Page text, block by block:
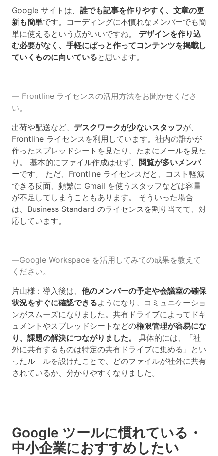
Google サイトは、 誰でも記事を作りやすく、文章の更
新も簡単です。コーディングに不慣れなメンバーでも簡
単に使えるという点がいいですね。 デザインを作り込
む必要がなく、手軽にぱっと作ってコンテンツを掲載し
ていくものに向いていると思います。
― Frontline ライセンスの活用方法をお聞かせくださ
い。
出荷や配送など、 デスクワークが少ないスタッフが、
Frontline ライセンスを利用しています。社内の誰かが
作ったスプレッドシートを見たり、たまにメールを見た
り。 基本的にファイル作成はせず、 閲覧が多いメンバ
ーです。 ただ、Frontline ライセンスだと、コスト軽減
できる反面、頻繁に Gmail を使うスタッフなどは容量
が不足してしまうこともあります。 そういった場合
は、Business Standard のライセンスを割り当てて、対
応しています。
―Google Workspace を活用してみての成果を教えて
ください。
片山様：導入後は、 他のメンバーの予定や会議室の確保
状況をすぐに確認できるようになり、コミュニケーショ
ンがスムーズになりました。共有ドライブによってドキ
ュメントやスプレッドシートなどの権限管理が容易にな
り、課題の解決につながりました。
具体的には、「社
外に共有するものは特定の共有ドライブに集める」とい
ったルールを設けたことで、どのファイルが社外に共有
されているか、分かりやすくなりました。
Google ツールに慣れている・
中小企業におすすめしたい